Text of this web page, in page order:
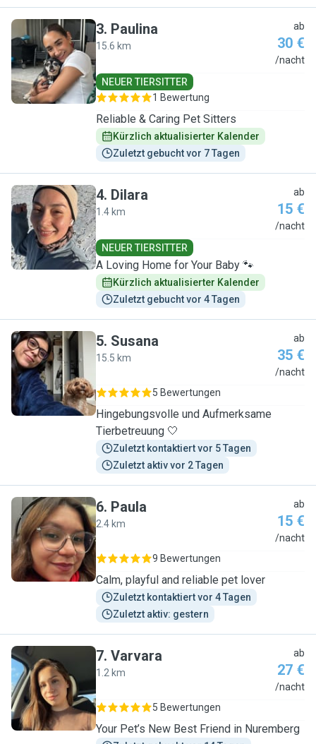
P
3. Paulina
15.6 km
ab
30 €
/nacht
NEUER TIERSITTER
1 Bewertung
Reliable & Caring Pet Sitters
Kürzlich aktualisierter Kalender
Zuletzt gebucht vor 7 Tagen
D
4. Dilara
1.4 km
ab
15 €
/nacht
NEUER TIERSITTER
A Loving Home for Your Baby 🐾
Kürzlich aktualisierter Kalender
Zuletzt gebucht vor 4 Tagen
S
5. Susana
15.5 km
ab
35 €
/nacht
5 Bewertungen
Hingebungsvolle und Aufmerksame
Tierbetreuung 🤍
Zuletzt kontaktiert vor 5 Tagen
Zuletzt aktiv vor 2 Tagen
P
6. Paula
2.4 km
ab
15 €
/nacht
9 Bewertungen
Calm, playful and reliable pet lover
Zuletzt kontaktiert vor 4 Tagen
Zuletzt aktiv: gestern
V
7. Varvara
1.2 km
ab
27 €
/nacht
5 Bewertungen
Your Pet’s New Best Friend in Nuremberg